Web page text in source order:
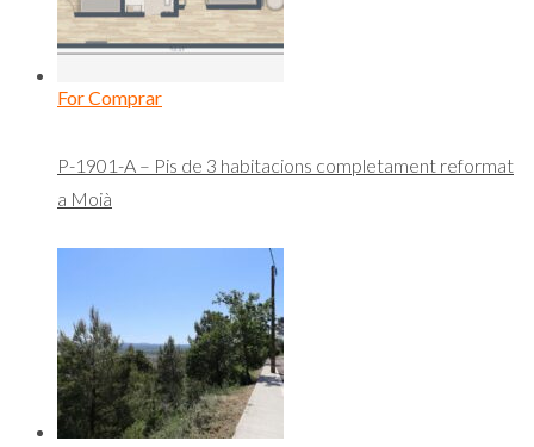
For Comprar
P-1901-A – Pis de 3 habitacions completament reformat
a Moià